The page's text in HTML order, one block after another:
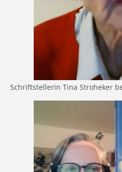
Schriftstellerin Tina Stroheker